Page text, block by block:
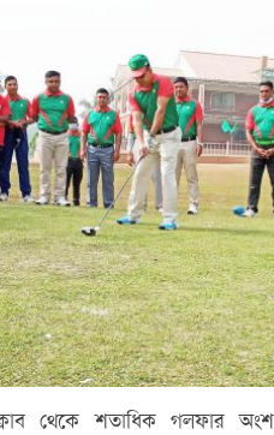
থেকে শতাধিক গলফার অংশ